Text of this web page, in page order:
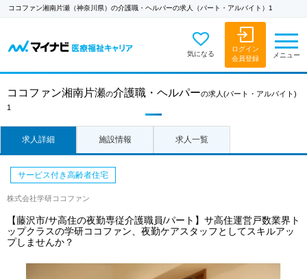
ココファン湘南片瀬（神奈川県）の介護職・ヘルパーの求人（パート・アルバイト）1
気になる
ログイン
会員登録
メニュー
ココファン湘南片瀬の介護職・ヘルパーの求人 (パート・アルバイト)
1
求人詳細 施設情報 求人一覧
サービス付き高齢者住宅
株式会社学研ココファン
【藤沢市/サ高住の夜勤専従介護職員/パート】サ高住運営戸数業界ト
ップクラスの学研ココファン、夜勤ケアスタッフとしてスキルアッ
プしませんか？